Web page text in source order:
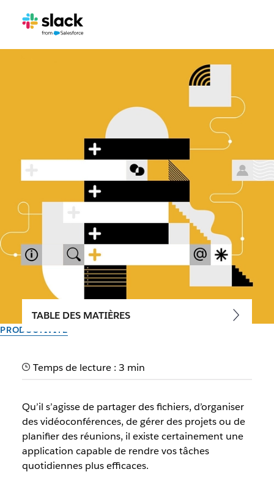
PRODUCTIVITÉ
Comment les applications
organisation plus productive
Lorsque vous intégrez vos outils préférés à Slack, les tâches
quotidiennes sont effectuées plus efficacement et plus
rapidement.
TABLE DES MATIÈRES
Temps de lecture : 3 min
Qu’il s’agisse de partager des fichiers, d’organiser
des vidéoconférences, de gérer des projets ou de
planifier des réunions, il existe certainement une
application capable de rendre vos tâches
quotidiennes plus efficaces.